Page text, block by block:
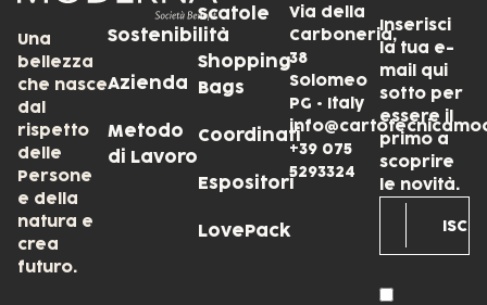
Una
bellezza
che nasce
dal
rispetto
delle
Persone
e della
natura e
crea
futuro.
Sostenibilità
Azienda
Metodo
di Lavoro
Scatole
Shopping
Bags
Coordinati
Espositori
LovePack
Via della
Carboneria,
38
Solomeo
PG • Italy
+39 075
5293324
Inserisci
la tua e-
mail qui
sotto per
essere il
primo a
scoprire
le novità.